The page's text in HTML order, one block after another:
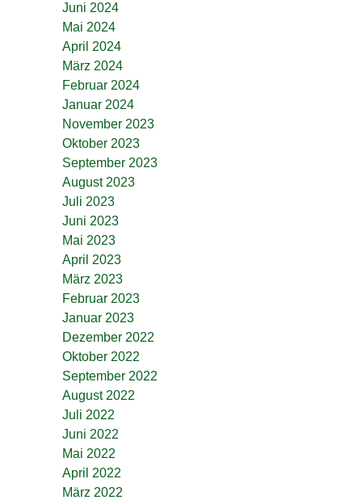
Juni 2024
Mai 2024
April 2024
März 2024
Februar 2024
Januar 2024
November 2023
Oktober 2023
September 2023
August 2023
Juli 2023
Juni 2023
Mai 2023
April 2023
März 2023
Februar 2023
Januar 2023
Dezember 2022
Oktober 2022
September 2022
August 2022
Juli 2022
Juni 2022
Mai 2022
April 2022
März 2022